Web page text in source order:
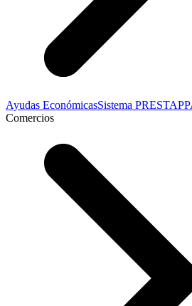
Ayudas EconómicasSistema PRESTAPP
Comercios